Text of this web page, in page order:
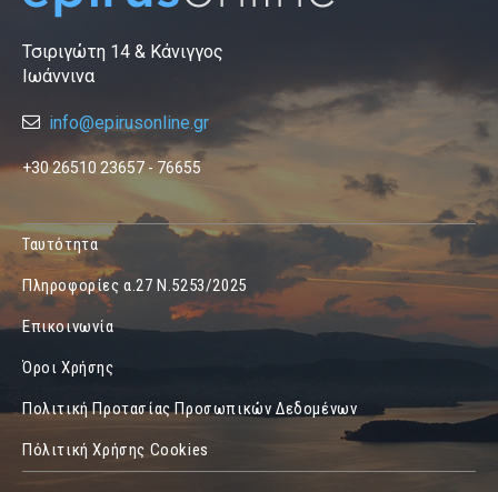
Τσιριγώτη 14 & Κάνιγγος
Ιωάννινα
info@epirusonline.gr
+30 26510 23657 - 76655
Ταυτότητα
Πληροφορίες α.27 Ν.5253/2025
Επικοινωνία
Όροι Χρήσης
Πολιτική Προτασίας Προσωπικών Δεδομένων
Πόλιτική Χρήσης Cookies